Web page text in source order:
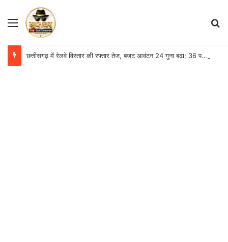
Menu
छत्तीसगढ़ में रेलवे विस्तार की रफ्तार तेज, बजट आवंटन 24 गुना बढ़ा; 36 परियोजनाओं पर चल रहा काम